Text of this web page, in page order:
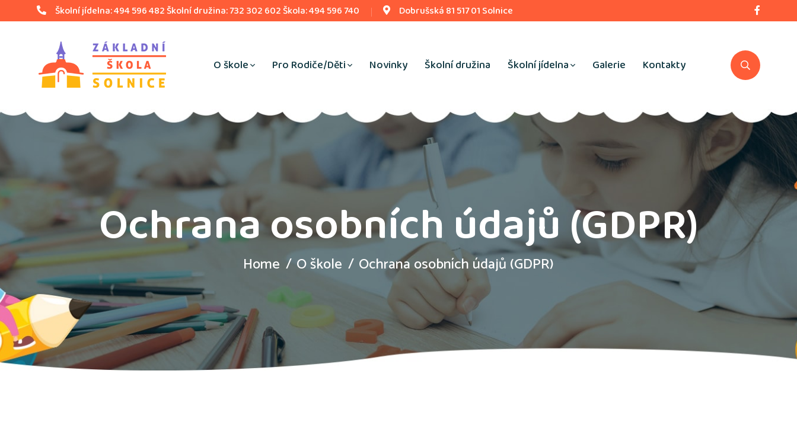
Školní jídelna: 494 596 482 Školní družina: 732 302 602 Škola: 494 596 740 Dobrušská 81 517 01 Solnice
O škole Pro Rodiče/Děti Novinky Školní družina Školní jídelna Galerie Kontakty
Ochrana osobních údajů (GDPR)
Home O škole Ochrana osobních údajů (GDPR)